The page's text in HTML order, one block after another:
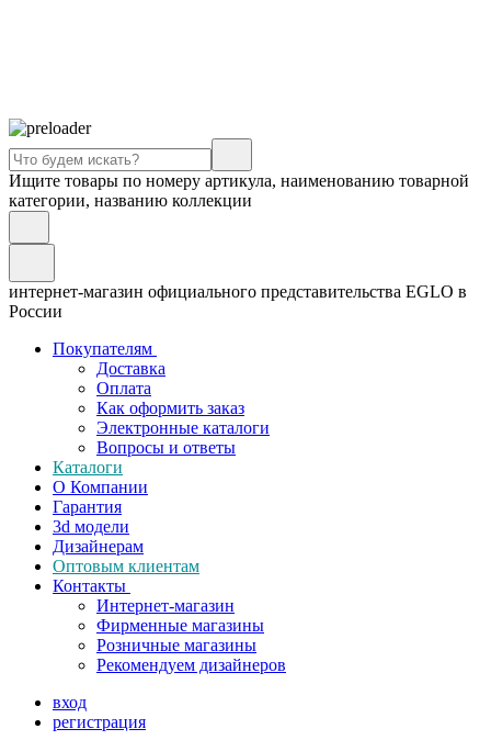
Ищите товары по номеру артикула, наименованию товарной
категории, названию коллекции
интернет-магазин официального представительства EGLO в
России
Покупателям
Доставка
Оплата
Как оформить заказ
Электронные каталоги
Вопросы и ответы
Каталоги
О Компании
Гарантия
3d модели
Дизайнерам
Оптовым клиентам
Контакты
Интернет-магазин
Фирменные магазины
Розничные магазины
Рекомендуем дизайнеров
вход
регистрация